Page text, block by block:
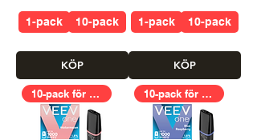
1-pack 10-pack
KÖP
1-pack 10-pack
KÖP
10-pack för 399,00kr 10-pack för 399,00kr